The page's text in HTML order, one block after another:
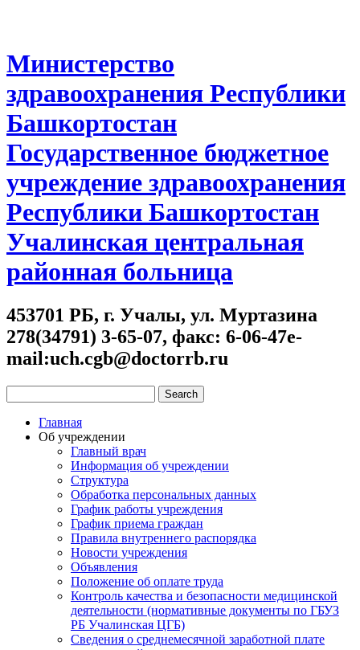
Министерство
здравоохранения Республики
Башкортостан
Государственное бюджетное
учреждение здравоохранения
Республики Башкортостан
Учалинская центральная
районная больница
453701 РБ, г. Учалы, ул. Муртазина
278(34791) 3-65-07, факс: 6-06-47e-
mail:uch.cgb@doctorrb.ru
Главная
Об учреждении
Главный врач
Информация об учреждении
Структура
Обработка персональных данных
График работы учреждения
График приема граждан
Правила внутреннего распорядка
Новости учреждения
Объявления
Положение об оплате труда
Контроль качества и безопасности медицинской
деятельности (нормативные документы по ГБУЗ
РБ Учалинская ЦГБ)
Сведения о среднемесячной заработной плате